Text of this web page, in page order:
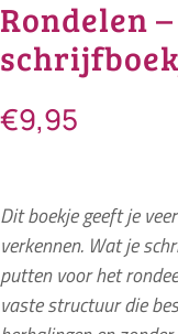
Rondelen
€9,95
Dit boekje geeft je
verkennen. Wat je
putten voor het
vaste structuur die